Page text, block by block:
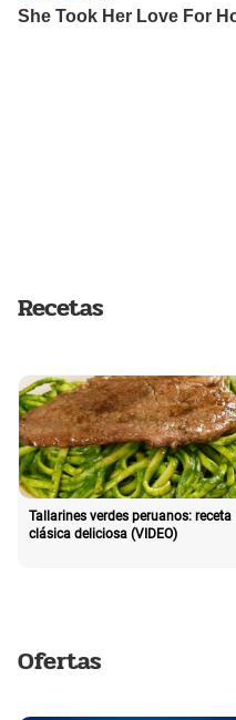
Recetas
Tallarines verdes peruanos: receta
clásica deliciosa (VIDEO)
Ofertas